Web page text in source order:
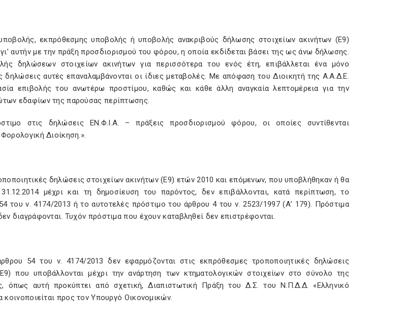
εκπρόθεσμης υποβολής ή υποβολής ανακριβούς δήλωσης στοιχείων ακινήτων (Ε9)
αυτήν με την πράξη προσδιορισμού του φόρου, η οποία εκδίδεται βάσει της ως άνω δήλωσης.
δηλώσεων στοιχείων ακινήτων για περισσότερα του ενός έτη, επιβάλλεται ένα μόνο
δηλώσεις αυτές επαναλαμβάνονται οι ίδιες μεταβολές. Με απόφαση του Διοικητή της Α.Α.Δ.Ε.
επιβολής του ανωτέρω προστίμου, καθώς και κάθε άλλη αναγκαία λεπτομέρεια για την
εδαφίων της παρούσας περίπτωσης.
στις δηλώσεις ΕΝ.Φ.Ι.Α. – πράξεις προσδιορισμού φόρου, οι οποίες συντίθενται
Διοίκηση.».
δηλώσεις στοιχείων ακινήτων (Ε9) ετών 2010 και επόμενων, που υποβλήθηκαν ή θα
μέχρι και τη δημοσίευση του παρόντος, δεν επιβάλλονται, κατά περίπτωση, το
του ν. 4174/2013 ή το αυτοτελές πρόστιμο του άρθρου 4 του ν. 2523/1997 (Α’ 179). Πρόστιμα
διαγράφονται. Τυχόν πρόστιμα που έχουν καταβληθεί δεν επιστρέφονται.
54 του ν. 4174/2013 δεν εφαρμόζονται στις εκπρόθεσμες τροποποιητικές δηλώσεις
που υποβάλλονται μέχρι την ανάρτηση των κτηματολογικών στοιχείων στο σύνολο της
όπως αυτή προκύπτει από σχετική, Διαπιστωτική Πράξη του Δ.Σ. του Ν.Π.Δ.Δ. «Ελληνικό
κοινοποιείται προς τον Υπουργό Οικονομικών.